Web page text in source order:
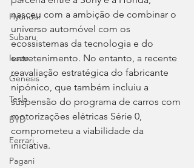
Hyundai
Subaru
Isuzu
Genesis
Tesla
BYD
Ferrari
Pagani
nasceu com a ambição de combinar o
universo automóvel com os
ecossistemas da tecnologia e do
entretenimento. No entanto, a recente
reavaliação estratégica do fabricante
nipónico, que também incluiu a
suspensão do programa de carros com
motorizações elétricas Série 0,
comprometeu a viabilidade da
iniciativa.